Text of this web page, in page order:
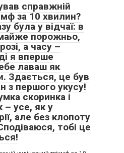
справжній
за 10 хвилин?
була у відчаї: в
порожньо,
а часу –
я вперше
лаваш як
Здається, це був
з першого укусу!
скоринка і
– усе, як у
але без клопоту
тобі це